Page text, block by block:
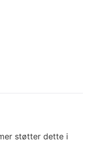
støtter dette i